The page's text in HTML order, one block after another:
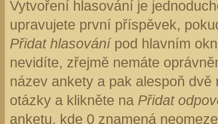
Vytvoření hlasování je
upravujete první příspěvek,
Přidat hlasovánípod hlavním
nevidíte, zřejmě nemáte
název ankety a pak alespoň
otázky a klikněte na Přidat
anketu, kde 0 znamená